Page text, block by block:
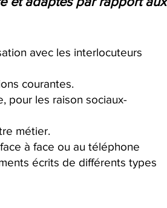
avec les interlocuteurs
courantes.
pour les raison sociaux-
métier.
à face ou au téléphone
écrits de différents types